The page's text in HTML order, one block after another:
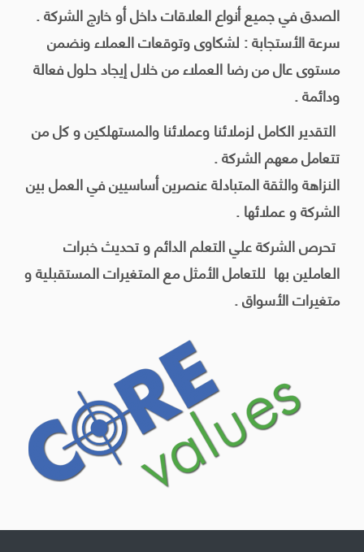
الصدق في جميع أنواع العلاقات داخل أو خارج الشركة .
سرعة الأستجابة : لشكاوى وتوقعات العملاء ونضمن
مستوى عال من رضا العملاء من خلال إيجاد حلول فعالة
ودائمة .
التقدير الكامل لزملائنا وعملائنا والمستهلكينو كل من
تتعامل معهم الشركة .
النزاهة والثقة المتبادلة عنصرين أساسيين في العمل بين
الشركة و عملائها .
تحرص الشركة علي التعلم الدائم و تحديث خبرات
العاملين بها للتعامل الأمثل مع المتغيرات المستقبلية و
متغيرات الأسواق .